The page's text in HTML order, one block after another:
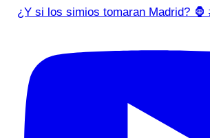
¿Y si los simios tomaran Madrid? 🦍